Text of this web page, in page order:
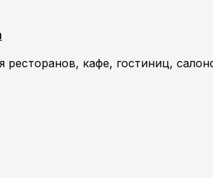
ресторанов, кафе, гостиниц,